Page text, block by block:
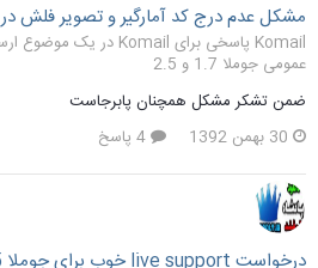
مشکل عدم درج کد آمارگیر و تصویر فلش
Komail پاسخی برای Komail در یک موضوع ارسال کرد در
عمومی جوملا 1.7 و 2.5
ضمن تشکر مشکل همچنان پابرجاست
30 بهمن 1392
درخواست live support خوب برای جوملا 2.5